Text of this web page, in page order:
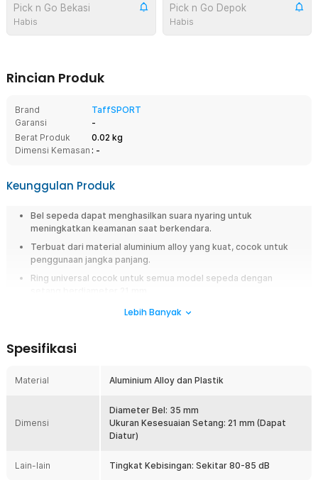
Pick n Go Bekasi
Habis
Pick n Go Depok
Habis
Rincian Produk
Brand
TaffSPORT
Garansi
-
Berat Produk
0.02 kg
Dimensi Kemasan : -
Keunggulan Produk
Bel sepeda dapat menghasilkan suara nyaring untuk
meningkatkan keamanan saat berkendara.
Terbuat dari material aluminium alloy yang kuat, cocok untuk
penggunaan jangka panjang.
Ring universal cocok untuk semua model sepeda dengan
kaki tidak menyadari keberadaan Anda. Kondisi ini dapat meningkatkan
menghadirkan bel sepeda aluminium dengan suara nyaring yang
touring, hingga commuting.
Suara Nyaring untuk Keamanan Berkendara
Lebih Banyak
Spesifikasi
Material Aluminium Alloy dan Plastik
Dimensi
Diameter Bel: 35 mm
Ukuran Kesesuaian Setang: 21 mm (Dapat
Diatur)
Lain-lain Tingkat Kebisingan: Sekitar 80-85 dB